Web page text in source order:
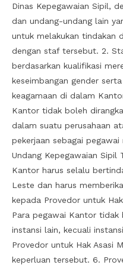
Dinas Kepegawaian Sipil,
dan undang-undang lain
untuk melakukan tindakan
dengan staf tersebut. 2.
berdasarkan kualifikasi
keseimbangan gender
keagamaan di dalam
Kantor tidak boleh
dalam suatu perusahaan
pekerjaan sebagai
Undang Kepegawaian
Kantor harus selalu
Leste dan harus
kepada Provedor untuk
Para pegawai Kantor tidak
instansi lain, kecuali
Provedor untuk Hak Asasi
keperluan tersebut. 6.